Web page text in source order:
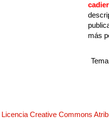
más
Licencia Creative Commons